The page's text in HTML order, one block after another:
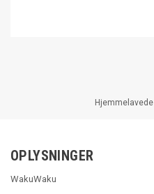
OPLYSNINGER
WakuWaku